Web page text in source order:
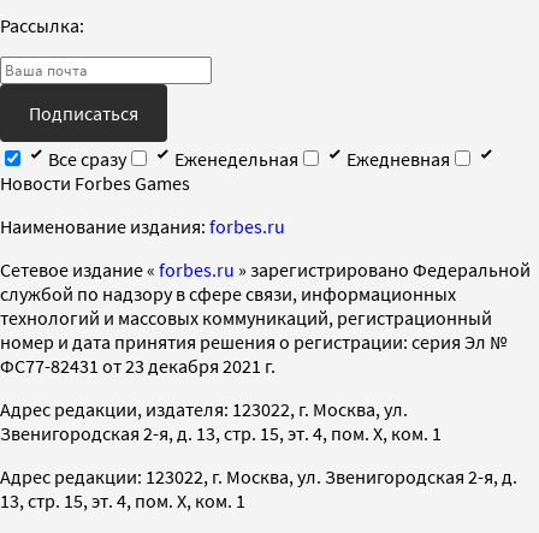
Рассылка:
Подписаться
Все сразу
Еженедельная
Ежедневная
Новости Forbes Games
Наименование издания: forbes.ru
Cетевое издание « forbes.ru » зарегистрировано Федеральной
службой по надзору в сфере связи, информационных
технологий и массовых коммуникаций, регистрационный
номер и дата принятия решения о регистрации: серия Эл №
ФС77-82431 от 23 декабря 2021 г.
Адрес редакции, издателя: 123022, г. Москва, ул.
Звенигородская 2-я, д. 13, стр. 15, эт. 4, пом. X, ком. 1
Адрес редакции: 123022, г. Москва, ул. Звенигородская 2-я, д.
13, стр. 15, эт. 4, пом. X, ком. 1